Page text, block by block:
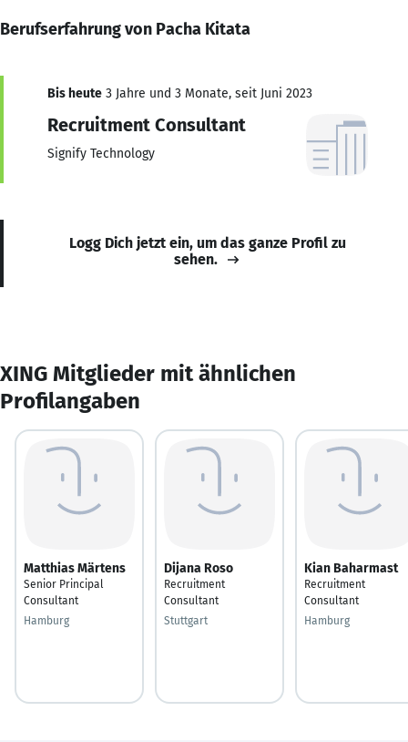
Berufserfahrung von Pacha Kitata
Bis heute 3 Jahre und 3 Monate, seit Juni 2023
Recruitment Consultant
Signify Technology
Logg Dich jetzt ein, um das ganze Profil zu
sehen.
XING Mitglieder mit ähnlichen
Profilangaben
Matthias Märtens
Senior Principal
Consultant
Hamburg
Dijana Roso
Recruitment
Consultant
Stuttgart
Kian Baharmast
Recruitment
Consultant
Hamburg